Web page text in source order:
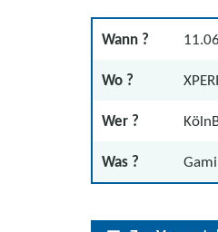
Wann ?
Wo ?
Wer ?
Was ?